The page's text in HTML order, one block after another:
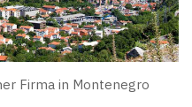
Firma in Montenegro